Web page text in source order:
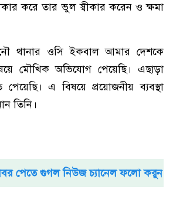
করে তার ভুল স্বীকার করেন ও ক্ষমা
থানার ওসি ইকবাল আমার দেশকে
মৌখিক অভিযোগ পেয়েছি। এছাড়া
এ বিষয়ে প্রয়োজনীয় ব্যবস্থা
তিনি।
পেতে গুগল নিউজ চ্যানেল ফলো করুন